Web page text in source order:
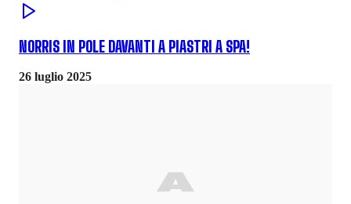
NORRIS IN POLE DAVANTI A PIASTRI A SPA!
26 luglio 2025